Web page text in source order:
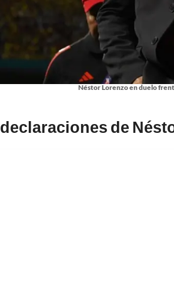
Néstor Lorenzo en duelo
de